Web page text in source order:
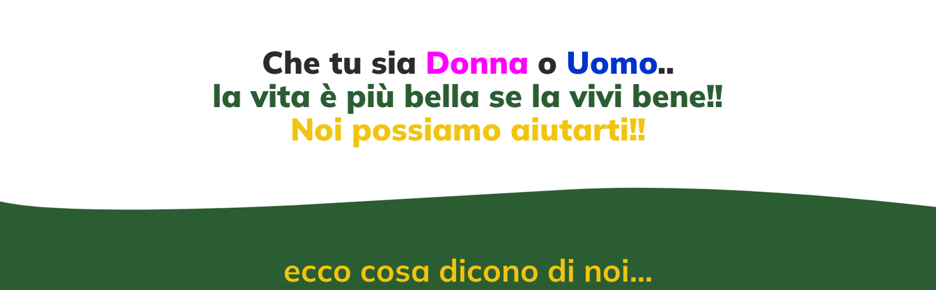
Che tu sia Donna o Uomo..
la vita è più bella se la vivi bene!!
Noi possiamo aiutarti!!
ecco cosa dicono di noi...